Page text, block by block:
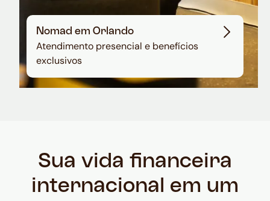
Nomad em Orlando
Atendimento presencial e benefícios
exclusivos
Sua vida financeira
internacional em um